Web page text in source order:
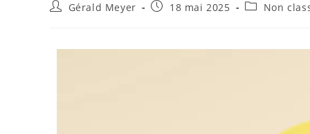
Gérald Meyer 18 mai 2025 Non